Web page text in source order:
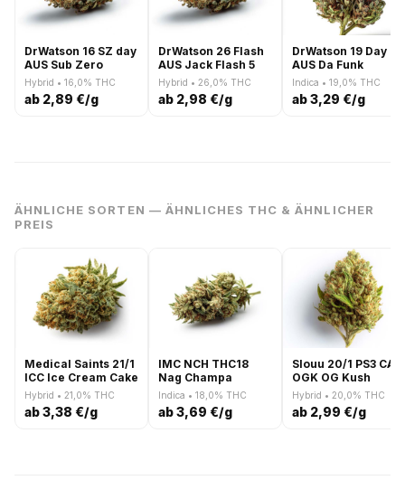
DrWatson 16 SZ day
AUS Sub Zero
Hybrid • 16,0% THC
ab 2,89 €/g
DrWatson 26 Flash
AUS Jack Flash 5
Hybrid • 26,0% THC
ab 2,98 €/g
DrWatson 19 Day DF
AUS Da Funk
Indica • 19,0% THC
ab 3,29 €/g
ÄHNLICHE SORTEN — ÄHNLICHES THC & ÄHNLICHER
PREIS
Medical Saints 21/1
ICC Ice Cream Cake
Hybrid • 21,0% THC
ab 3,38 €/g
IMC NCH THC18
Nag Champa
Indica • 18,0% THC
ab 3,69 €/g
Slouu 20/1 PS3 CA
OGK OG Kush
Hybrid • 20,0% THC
ab 2,99 €/g